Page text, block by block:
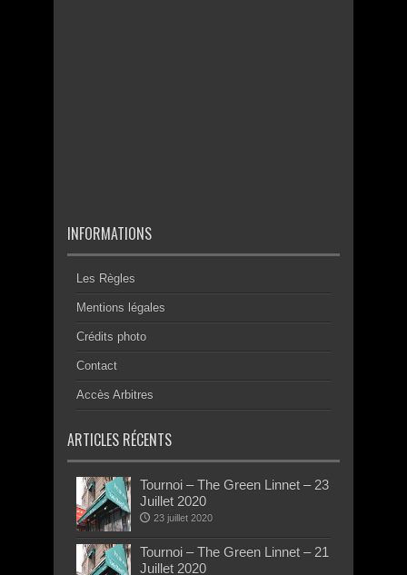
INFORMATIONS
Les Règles
Mentions légales
Crédits photo
Contact
Accès Arbitres
ARTICLES RÉCENTS
Tournoi – The Green Linnet – 23
Juillet 2020
23 juillet 2020
Tournoi – The Green Linnet – 21
Juillet 2020